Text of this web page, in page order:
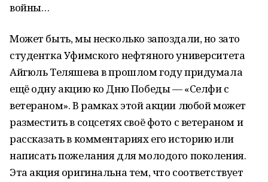
войны…
Может быть, мы несколько запоздали, но зато
студентка Уфимского нефтяного университета
Айгюль Теляшева в прошлом году придумала
ещё одну акцию ко Дню Победы — «Селфи с
ветераном». В рамках этой акции любой может
разместить в соцсетях своё фото с ветераном и
рассказать в комментариях его историю или
написать пожелания для молодого поколения.
Эта акция оригинальна тем, что соответствует